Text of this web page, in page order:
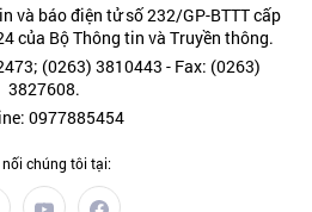
và báo điện tử số 232/GP-BTTT cấp
của Bộ Thông tin và Truyền thông.
(0263) 3810443 - Fax: (0263)
3827608.
0977885454
nối chúng tôi tại: